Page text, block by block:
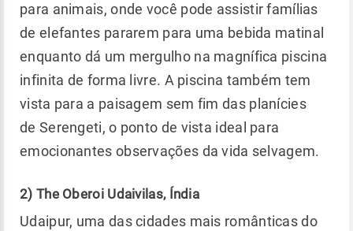
para animais, onde você pode assistir famílias
de elefantes pararem para uma bebida matinal
enquanto dá um mergulho na magnífica piscina
infinita de forma livre. A piscina também tem
vista para a paisagem sem fim das planícies
de Serengeti, o ponto de vista ideal para
emocionantes observações da vida selvagem.
2) The Oberoi Udaivilas, Índia
Udaipur, uma das cidades mais românticas do